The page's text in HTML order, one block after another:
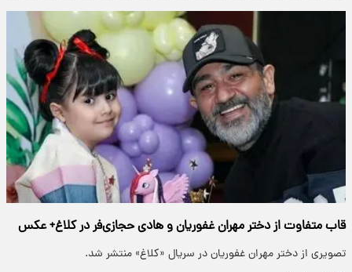
قاب متفاوت از دختر مهران غفوریان و هادی حجازی‌فر در کلاغ+ عکس
تصویری از دختر مهران غفوریان در سریال «کلاغ» منتشر شد.